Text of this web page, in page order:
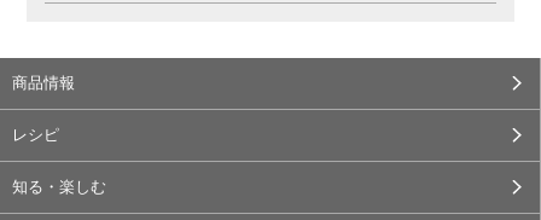
商品情報
レシピ
知る・楽しむ